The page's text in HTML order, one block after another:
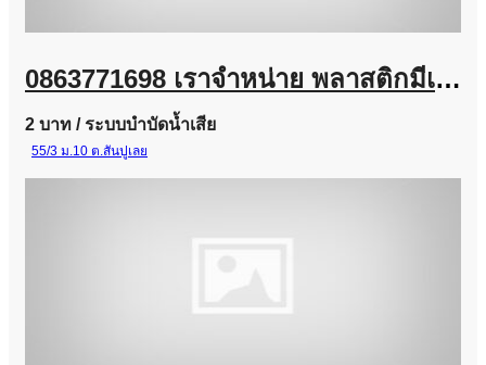
0863771698 เราจำหน่าย พลาสติกมีเดีย (Plastic Media) และ Bio Media
2 บาท / ระบบบำบัดน้ำเสีย
55/3 ม.10 ต.สันปูเลย